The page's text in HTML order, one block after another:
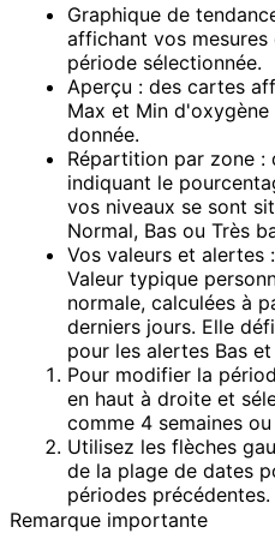
Graphique de
affichant vos
période sélectionnée.
Aperçu : des cartes
Max et Min d'oxygène
donnée.
Répartition par zone :
indiquant le
vos niveaux se sont
Normal, Bas ou Très
Vos valeurs et alertes :
Valeur typique
normale, calculées à
derniers jours. Elle
pour les alertes Bas et
Pour modifier la
en haut à droite et
comme 4 semaines ou
Utilisez les flèches
de la plage de dates
périodes précédentes.
Remarque importante